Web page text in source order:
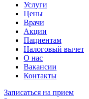
Услуги
Цены
Врачи
Акции
Пациентам
Налоговый вычет
О нас
Вакансии
Контакты
Записаться на прием